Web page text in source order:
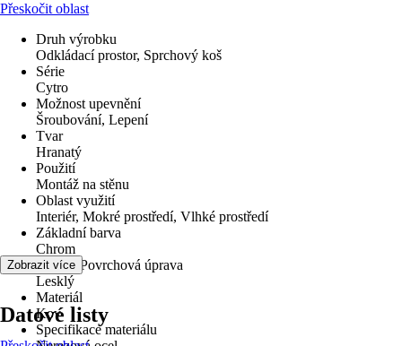
Přeskočit oblast
Druh výrobku
Odkládací prostor, Sprchový koš
Série
Cytro
Možnost upevnění
Šroubování, Lepení
Tvar
Hranatý
Použití
Montáž na stěnu
Oblast využití
Interiér, Mokré prostředí, Vlhké prostředí
Základní barva
Chrom
Povrch/Povrchová úprava
Lesklý
Materiál
Kov
Specifikace materiálu
Zobrazit více
Datové listy